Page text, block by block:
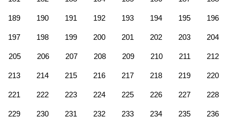
189 190 191 192 193 194 195 196
197 198 199 200 201 202 203 204
205 206 207 208 209 210 211 212
213 214 215 216 217 218 219 220
221 222 223 224 225 226 227 228
229 230 231 232 233 234 235 236